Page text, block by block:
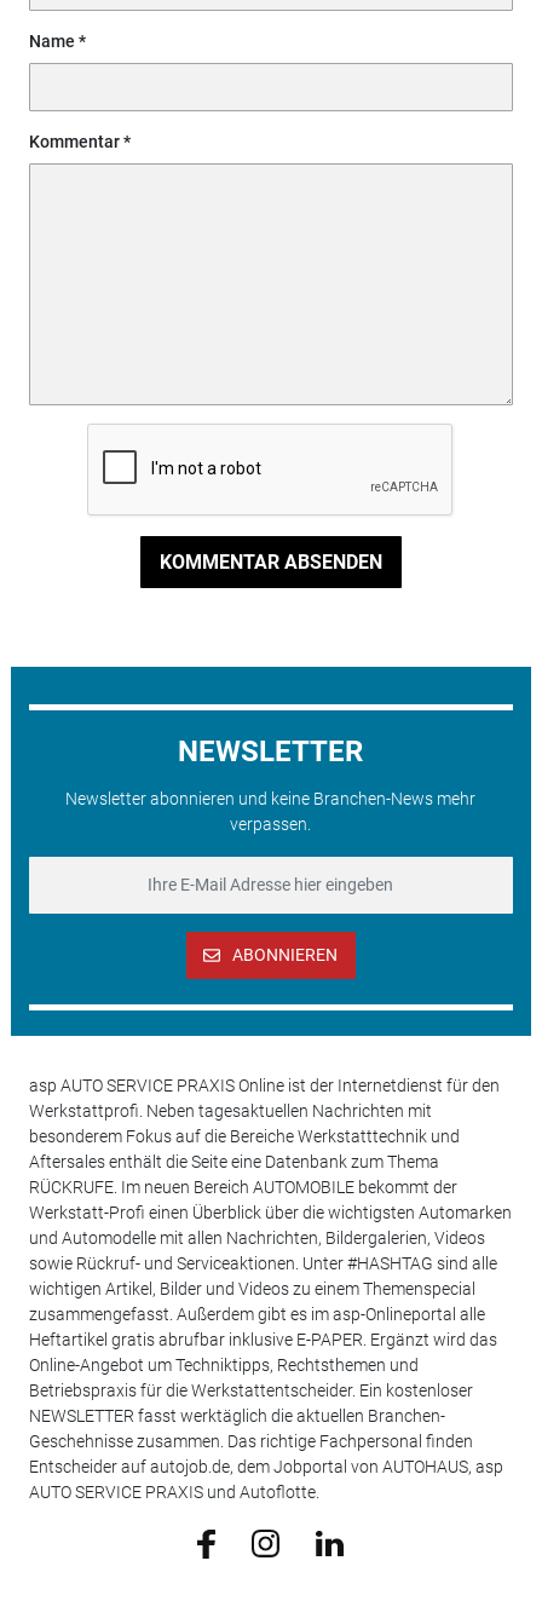
Name
Kommentar
KOMMENTAR ABSENDEN
NEWSLETTER
Newsletter abonnieren und keine Branchen-News mehr
verpassen.
ABONNIEREN
asp AUTO SERVICE PRAXIS Online ist der Internetdienst für den
Werkstattprofi. Neben tagesaktuellen Nachrichten mit
besonderem Fokus auf die Bereiche Werkstatttechnik und
Aftersales enthält die Seite eine Datenbank zum Thema
RÜCKRUFE. Im neuen Bereich AUTOMOBILE bekommt der
Werkstatt-Profi einen Überblick über die wichtigsten Automarken
und Automodelle mit allen Nachrichten, Bildergalerien, Videos
sowie Rückruf- und Serviceaktionen. Unter #HASHTAG sind alle
wichtigen Artikel, Bilder und Videos zu einem Themenspecial
zusammengefasst. Außerdem gibt es im asp-Onlineportal alle
Heftartikel gratis abrufbar inklusive E-PAPER. Ergänzt wird das
Online-Angebot um Techniktipps, Rechtsthemen und
Betriebspraxis für die Werkstattentscheider. Ein kostenloser
NEWSLETTER fasst werktäglich die aktuellen Branchen-
Geschehnisse zusammen. Das richtige Fachpersonal finden
Entscheider auf autojob.de, dem Jobportal von AUTOHAUS, asp
AUTO SERVICE PRAXIS und Autoflotte.